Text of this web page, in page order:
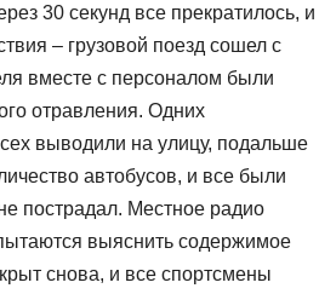
30 секунд все прекратилось, и
– грузовой поезд сошел с
вместе с персоналом были
отравления. Одних
выводили на улицу, подальше
автобусов, и все были
пострадал. Местное радио
выяснить содержимое
снова, и все спортсмены